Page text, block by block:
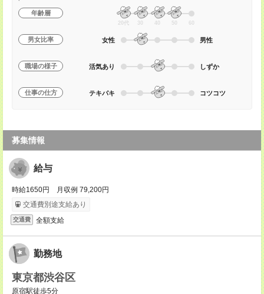
年齢層
20代 30 40 50 60
男女比率 女性 男性
職場の様子 活気あり しずか
仕事の仕方 テキパキ コツコツ
募集情報
給与
時給1650円 月収例 79,200円
交通費別途支給あり
交通費 全額支給
勤務地
東京都渋谷区
原宿駅徒歩5分